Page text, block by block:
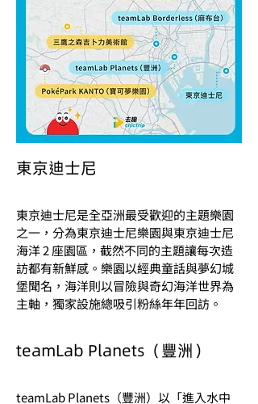
東京迪士尼
東京迪士尼是全亞洲最受歡迎的主題樂園
之一，分為東京迪士尼樂園與東京迪士尼
海洋 2 座園區，截然不同的主題讓每次造
訪都有新鮮感。樂園以經典童話與夢幻城
堡聞名，海洋則以冒險與奇幻海洋世界為
主軸，獨家設施總吸引粉絲年年回訪。
teamLab Planets（豐洲）
teamLab Planets（豐洲）以「進入水中